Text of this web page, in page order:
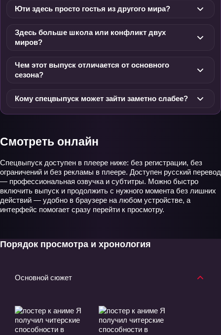
Юти здесь просто гостья из другого мира?
Здесь больше школа или конфликт двух
миров?
Чем этот выпуск отличается от основного
сезона?
Кому спецвыпуск может зайти заметно слабее?
Смотреть онлайн
Спецвыпуск доступен в плеере ниже: без регистрации, без
ограничений и без рекламы в плеере. Доступен русский перевод
— профессиональная озвучка и субтитры. Можно быстро
включить выпуск и продолжить с нужного момента без лишних
действий — удобно в браузере на любом устройстве, а
интерфейс помогает сразу перейти к просмотру.
Порядок просмотра и хронология
Основной сюжет